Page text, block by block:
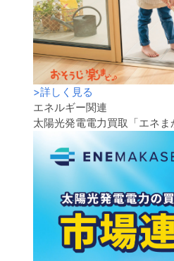
>詳しく見る
エネルギー関連
太陽光発電電力買取「エネま